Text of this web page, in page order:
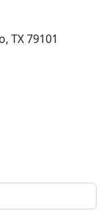
TX 79101